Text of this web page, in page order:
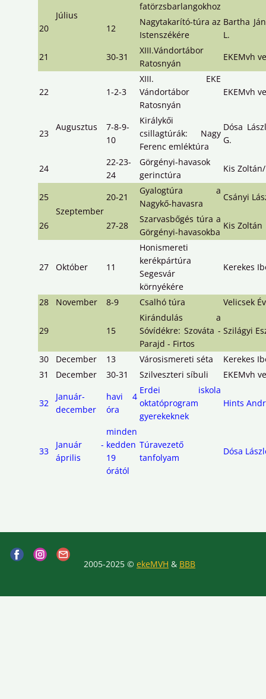
Július
fatörzsbarlangokhoz
20 12
Nagytakarító-túra az
Istenszékére
Bartha
L.
21
30-31
XIII.Vándortábor
Ratosnyán
EKEMvh
22
Augusztus
1-2-3
XIII. EKE
Vándortábor
Ratosnyán
EKEMvh
23
7-8-9-
10
Királykői
csillagtúrák: Nagy
Ferenc emléktúra
Dósa
G.
24
22-23-
24
Görgényi-havasok
gerinctúra
Kis
25
Szeptember
20-21
Gyalogtúra a
Nagykő-havasra
Csányi
26 27-28
Szarvasbőgés túra a
Görgényi-havasokba
Kis Zoltán
27 Október 11
Honismereti
kerékpártúra
Segesvár
környékére
Kerekes
28 November 8-9 Csalhó túra Velicsek
29 15
Kirándulás a
Sóvídékre: Szováta -
Parajd - Firtos
Szilágyi
30 December 13 Városismereti séta
Kerekes
31
December 30-31 Szilveszteri síbuli EKEMvh
32
Január-
december
havi 4
óra
Erdei iskola
oktatóprogram
gyerekeknek
Hints
33
Január -
április
minden
kedden
19
órától
Túravezető
tanfolyam
Dósa
2005-2025 © ekeMVH & BBB